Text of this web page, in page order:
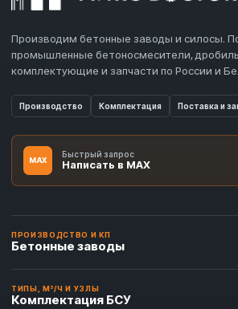
Производим бетонные заводы и силосы.
промышленные бетоносмесители,
комплектующие и запчасти по России и
Производство Комплектация Поставка и
MAX
Быстрый запрос
Написать в MAX
ПРОИЗВОДСТВО И КП
Бетонные заводы
ТИПЫ, М³/Ч И УЗЛЫ
Комплектация БСУ